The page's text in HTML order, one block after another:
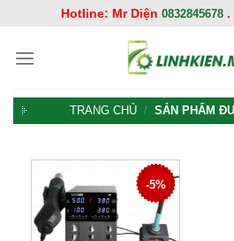
nội
Hotline: Mr Diện 0832845678.
TRANG CHỦ / SẢN PHẨM
-5%